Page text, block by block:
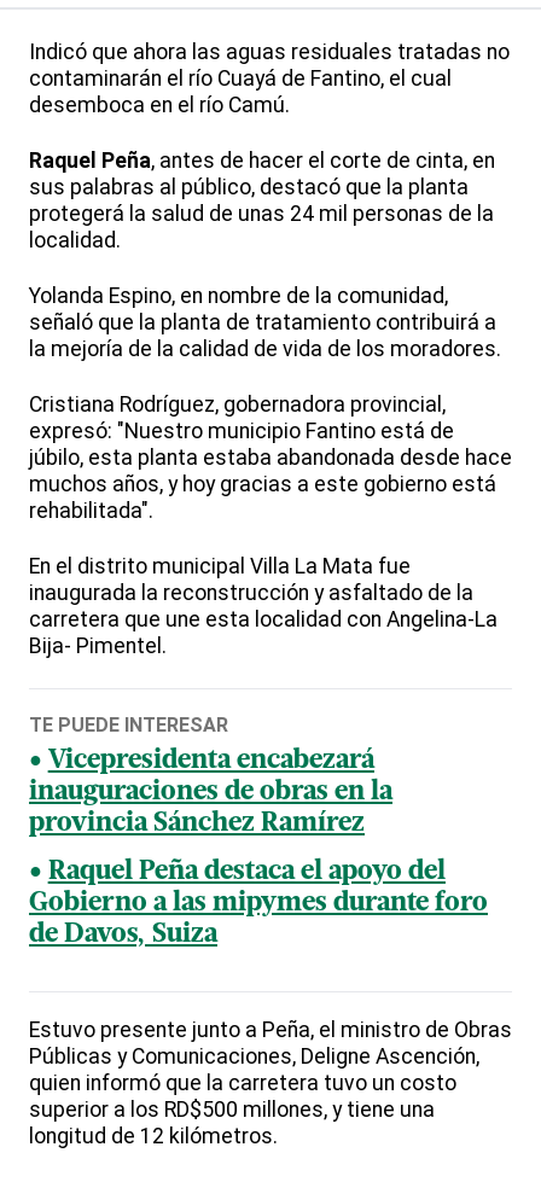
Indicó que ahora las aguas residuales tratadas no
contaminarán el río Cuayá de Fantino, el cual
desemboca en el río Camú.
Raquel Peña, antes de hacer el corte de cinta, en
sus palabras al público, destacó que la planta
protegerá la salud de unas 24 mil personas de la
localidad.
Yolanda Espino, en nombre de la comunidad,
señaló que la planta de tratamiento contribuirá a
la mejoría de la calidad de vida de los moradores.
Cristiana Rodríguez, gobernadora provincial,
expresó: "Nuestro municipio Fantino está de
júbilo, esta planta estaba abandonada desde hace
muchos años, y hoy gracias a este gobierno está
rehabilitada".
En el distrito municipal Villa La Mata fue
inaugurada la reconstrucción y asfaltado de la
carretera que une esta localidad con Angelina-La
Bija- Pimentel.
TE PUEDE INTERESAR
Vicepresidenta encabezará
inauguraciones de obras en la
provincia Sánchez Ramírez
Raquel Peña destaca el apoyo del
Gobierno a las mipymes durante foro
de Davos, Suiza
Estuvo presente junto a Peña, el ministro de Obras
Públicas y Comunicaciones, Deligne Ascención,
quien informó que la carretera tuvo un costo
superior a los RD$500 millones, y tiene una
longitud de 12 kilómetros.